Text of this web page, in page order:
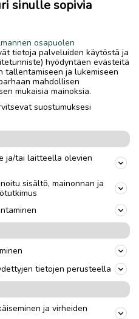
teki päivästä
2020 alkaen.
päivä
jota on juhlittu
lauantaina. Tänä
Tänäkin
täyttyy
nukkuvat
Suomen luonnon
sinulle sopivia
osapuolen
tietoja palveluiden käytöstä ja
hyödyntäen evästeitä
tallentamiseen ja lukemiseen
mahdollisen
mukaisia mainoksia.
suostumuksesi
ja/tai laitteella olevien
sisältö, mainonnan ja
tietojen perusteella
ja virheiden